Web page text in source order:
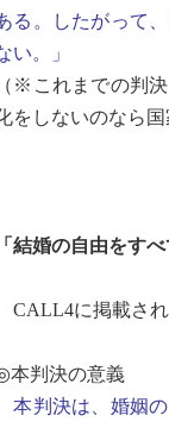
る。したがって
い。」
（※これまでの判
をしないのなら
「結婚の自由をす
CALL4に掲載され
本判決の意義
本判決は、婚姻の